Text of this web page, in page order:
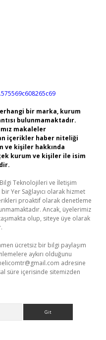
bir marka, kurum
bulunmamaktadır.
makaleler
içerikler haber niteliği
ve kişiler hakkında
kurum ve kişiler ile isim
Bilgi Teknolojileri ve İletişim
Yer Sağlayıcı olarak hizmet
proaktif olarak denetleme
Ancak, üyelerimiz
olup, siteye üye olarak
ücretsiz bir bilgi paylaşım
aykırı olduğunu
adresine
süre içerisinde sitemizden